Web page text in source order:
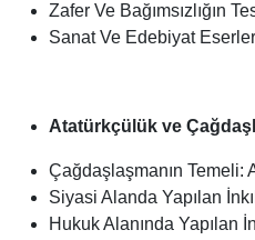
Zafer Ve Bağımsızlığın
Sanat Ve Edebiyat
Atatürkçülük ve
Çağdaşlaşmanın Temeli:
Siyasi Alanda Yapılan
Hukuk Alanında Yapılan